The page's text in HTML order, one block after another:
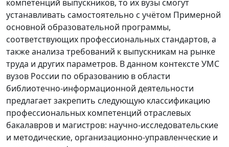
компетенций выпускников, то их вузы смогут
устанавливать самостоятельно с учётом Примерной
основной образовательной программы,
соответствующих профессиональных стандартов, а
также анализа требований к выпускникам на рынке
труда и других параметров. В данном контексте УМС
вузов России по образованию в области
библиотечно-информационной деятельности
предлагает закрепить следующую классификацию
профессиональных компетенций отраслевых
бакалавров и магистров: научно-исследовательские
и методические, организационно-управленческие и